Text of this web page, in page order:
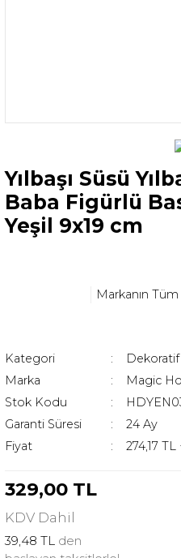
Yılbaşı Süsü
Baba Figürlü
Yeşil 9x19 cm
Markanın
Kategori
Marka
Magic
Stok Kodu
Garanti Süresi
24 Ay
Fiyat
274,17
329,00 TL
KDV Dahil
39,48 TL den